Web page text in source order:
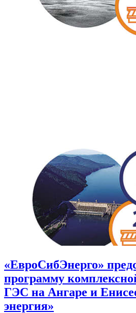
«ЕвроСибЭнерго»
программу
ГЭС на Ангаре и
энергия»